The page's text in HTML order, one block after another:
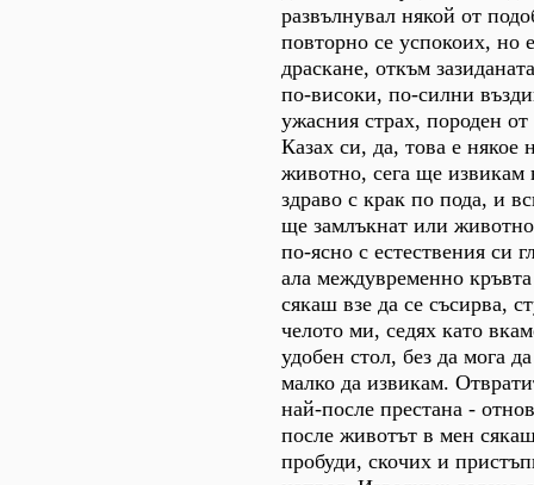
развълнувал някой от
повторно се успокоих, но
драскане, откъм
по-високи, по-силни
ужасния страх, породен
Казах си, да, това е някое
животно, сега ще извикам
здраво с крак по пода, и
ще замлъкнат или
по-ясно с естествения си
ала междувременно
сякаш взе да се съсирва,
челото ми, седях като
удобен стол, без да мога
малко да извикам.
най-после престана -
после животът в мен
пробуди, скочих и